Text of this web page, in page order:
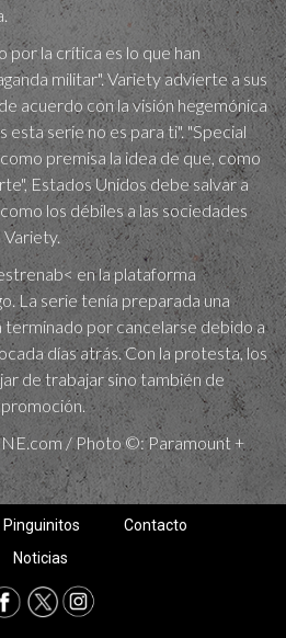
la crítica es lo que han
militar". Variety advierte a sus
acuerdo con la visión hegemónica
serie no es para ti". "Special
premisa la idea de que, como
Estados Unidos debe salvar a
los débiles a las sociedades
en la plataforma
La serie tenía preparada una
terminado por cancelarse debido a
días atrás. Con la protesta, los
de trabajar sino también de
/ Photo ©: Paramount +
Pinguinitos
Contacto
Noticias